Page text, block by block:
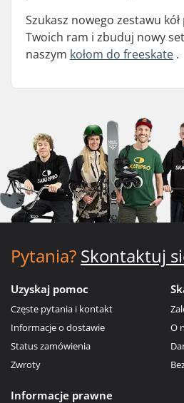
Szukasz nowego zestawu
Twoich ram i zbuduj nowy
naszym kołom do freeskate .
Pytania? Skontaktuj
Uzyskaj pomoc
Częste pytania i kontakt
Informacje o dostawie
Status zamówienia
Zwroty
O
Informacje prawne